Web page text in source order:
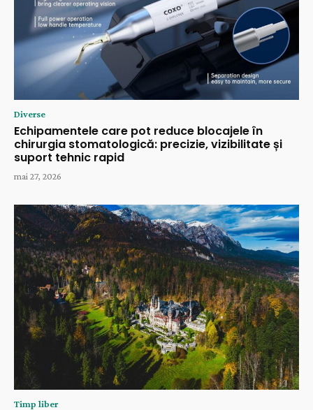
Diverse
Echipamentele care pot reduce blocajele în
chirurgia stomatologică: precizie, vizibilitate și
suport tehnic rapid
mai 27, 2026
Timp liber